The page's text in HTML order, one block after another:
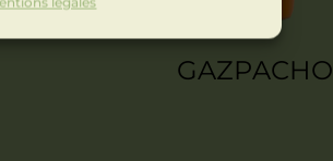
GAZPACHO